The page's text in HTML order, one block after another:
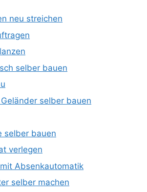
neu streichen
selber bauen
selber bauen
selber bauen
verlegen
Absenkautomatik
selber machen